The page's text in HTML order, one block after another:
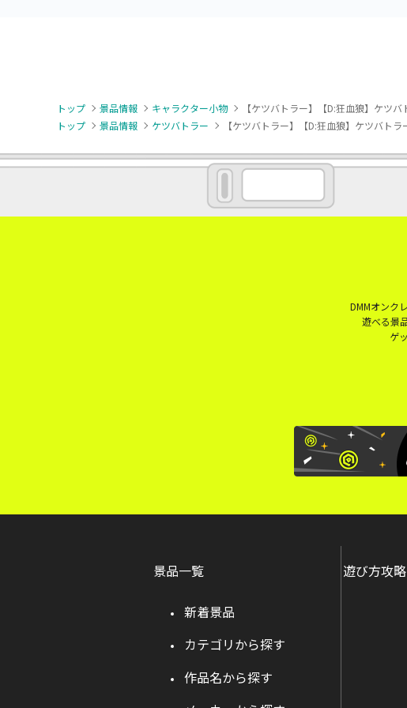
トップ 景品情報 キャラクター小物
【ケツバトラー】【D:狂血狼】ケツ
トップ
景品情報 ケツバトラー 【ケツバトラー】【D:狂血狼】ケツバト
DMMオンク
遊べる景
ゲ
景品一覧
新着景品
カテゴリから探す
作品名から探す
遊び方攻略